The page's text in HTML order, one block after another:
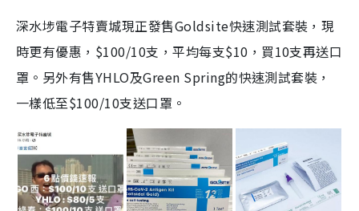
深水埗電子特賣城現正發售Goldsite快速測試套裝，現
時更有優惠，$100/10支，平均每支$10，買10支再送口
罩。另外有售YHLO及Green Spring的快速測試套裝，
一樣低至$100/10支送口罩。